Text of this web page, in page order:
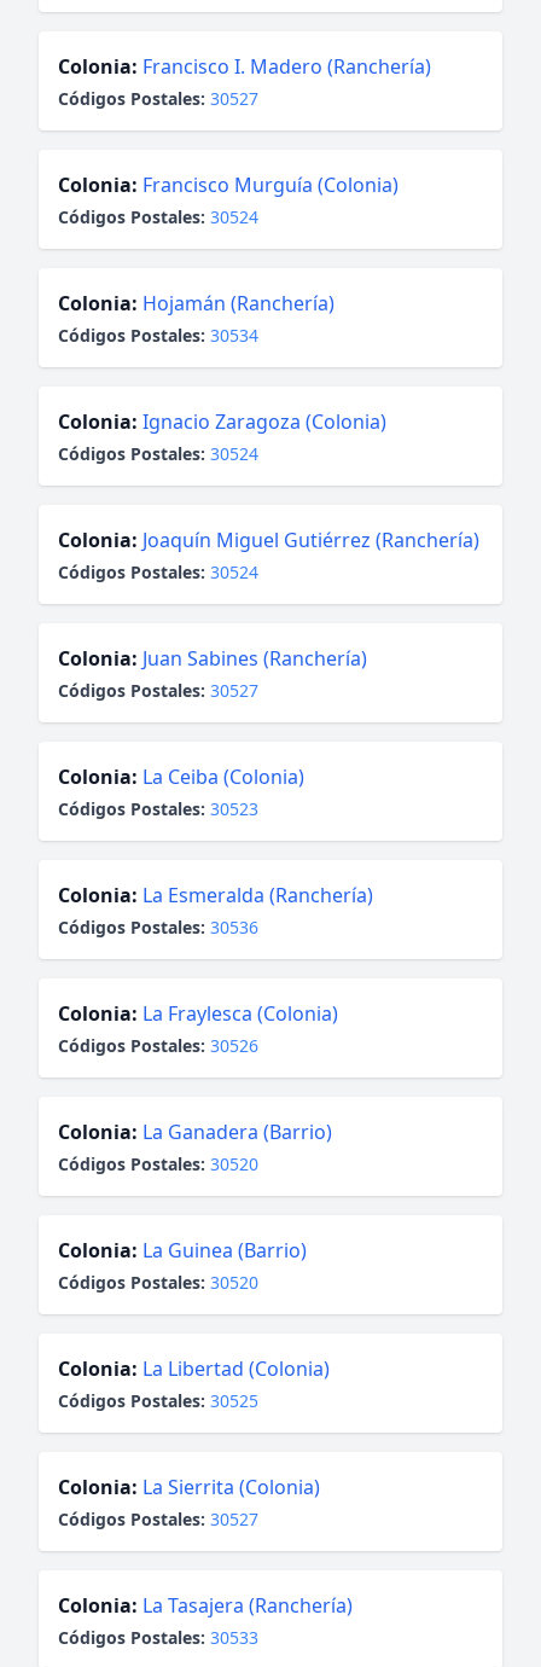
Colonia: Francisco I. Madero (Ranchería)
Códigos Postales: 30527
Colonia: Francisco Murguía (Colonia)
Códigos Postales: 30524
Colonia: Hojamán (Ranchería)
Códigos Postales: 30534
Colonia: Ignacio Zaragoza (Colonia)
Códigos Postales: 30524
Colonia: Joaquín Miguel Gutiérrez (Ranchería)
Códigos Postales: 30524
Colonia: Juan Sabines (Ranchería)
Códigos Postales: 30527
Colonia: La Ceiba (Colonia)
Códigos Postales: 30523
Colonia: La Esmeralda (Ranchería)
Códigos Postales: 30536
Colonia: La Fraylesca (Colonia)
Códigos Postales: 30526
Colonia: La Ganadera (Barrio)
Códigos Postales: 30520
Colonia: La Guinea (Barrio)
Códigos Postales: 30520
Colonia: La Libertad (Colonia)
Códigos Postales: 30525
Colonia: La Sierrita (Colonia)
Códigos Postales: 30527
Colonia: La Tasajera (Ranchería)
Códigos Postales: 30533